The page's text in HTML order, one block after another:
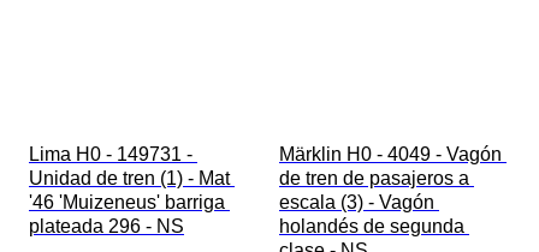
Lima H0 - 149731 -
Unidad de tren (1) - Mat
'46 'Muizeneus' barriga
plateada 296 - NS
Märklin H0 - 4049 - Vagón
de tren de pasajeros a
escala (3) - Vagón
holandés de segunda